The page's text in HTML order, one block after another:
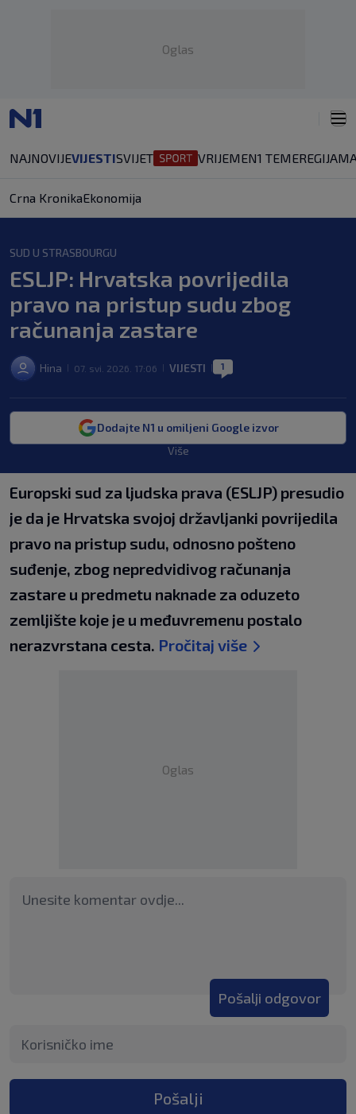
Oglas
NAJNOVIJEVIJESTISVIJET VRIJEMEN1 TEMEREGIJA
Crna KronikaEkonomija
SUD U STRASBOURGU
ESLJP: Hrvatska povrijedila
pravo na pristup sudu zbog
računanja zastare
Hina 07. svi. 2026. 17:06 VIJESTI 1
Dodajte N1 u omiljeni Google izvor
Više
Europski sud za ljudska prava (ESLJP) presudio
je da je Hrvatska svojoj državljanki povrijedila
pravo na pristup sudu, odnosno pošteno
suđenje, zbog nepredvidivog računanja
zastare u predmetu naknade za oduzeto
zemljište koje je u međuvremenu postalo
nerazvrstana cesta. Pročitaj više
Oglas
Pošalji odgovor
Pošalji